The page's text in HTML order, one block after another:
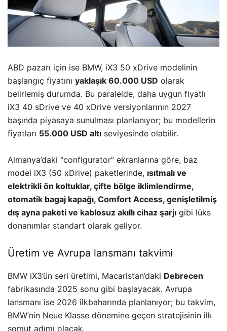
ABD pazarı için ise BMW, iX3 50 xDrive modelinin
başlangıç fiyatını yaklaşık 60.000 USD olarak
belirlemiş durumda. Bu paralelde, daha uygun fiyatlı
iX3 40 sDrive ve 40 xDrive versiyonlarının 2027
başında piyasaya sunulması planlanıyor; bu modellerin
fiyatları 55.000 USD altı seviyesinde olabilir.
Almanya’daki “configurator” ekranlarına göre, baz
model iX3 (50 xDrive) paketlerinde, ısıtmalı ve
elektrikli ön koltuklar, çifte bölge iklimlendirme,
otomatik bagaj kapağı, Comfort Access, genişletilmiş
dış ayna paketi ve kablosuz akıllı cihaz şarjı gibi lüks
donanımlar standart olarak geliyor.
Üretim ve Avrupa lansmanı takvimi
BMW iX3’ün seri üretimi, Macaristan’daki Debrecen
fabrikasında 2025 sonu gibi başlayacak. Avrupa
lansmanı ise 2026 ilkbaharında planlanıyor; bu takvim,
BMW’nin Neue Klasse dönemine geçen stratejisinin ilk
somut adımı olacak.